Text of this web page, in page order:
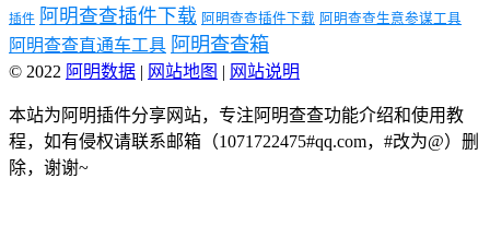
插件 阿明查查插件下载 阿明查查插件下载 阿明查查生意参谋工具
阿明查查直通车工具 阿明查查箱
© 2022 阿明数据 | 网站地图 | 网站说明
本站为阿明插件分享网站，专注阿明查查功能介绍和使用教
程，如有侵权请联系邮箱（1071722475#qq.com，#改为@）删
除，谢谢~